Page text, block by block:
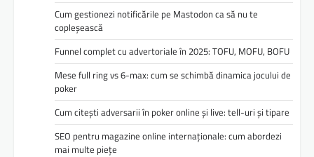
Cum gestionezi notificările pe Mastodon ca să nu te
copleșească
Funnel complet cu advertoriale în 2025: TOFU, MOFU, BOFU
Mese full ring vs 6-max: cum se schimbă dinamica jocului de
poker
Cum citești adversarii în poker online și live: tell-uri și tipare
SEO pentru magazine online internaționale: cum abordezi
mai multe piețe